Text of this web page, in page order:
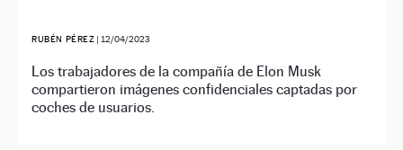
RUBÉN PÉREZ | 12/04/2023
Los trabajadores de la compañía de Elon Musk
compartieron imágenes confidenciales captadas por
coches de usuarios.